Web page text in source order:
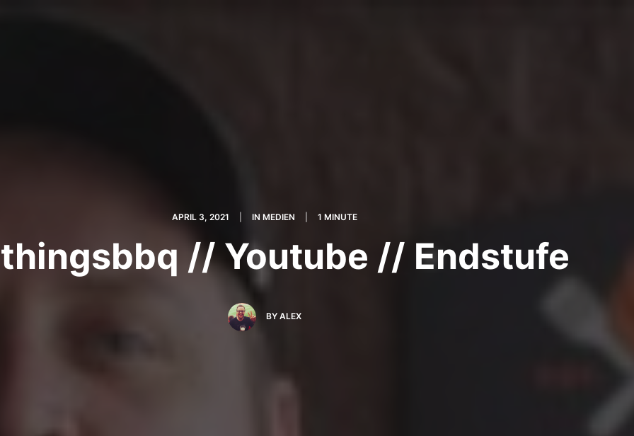
APRIL 3, 2021 IN MEDIEN 1 MINUTE
// Youtube // Endstufe
BY ALEX